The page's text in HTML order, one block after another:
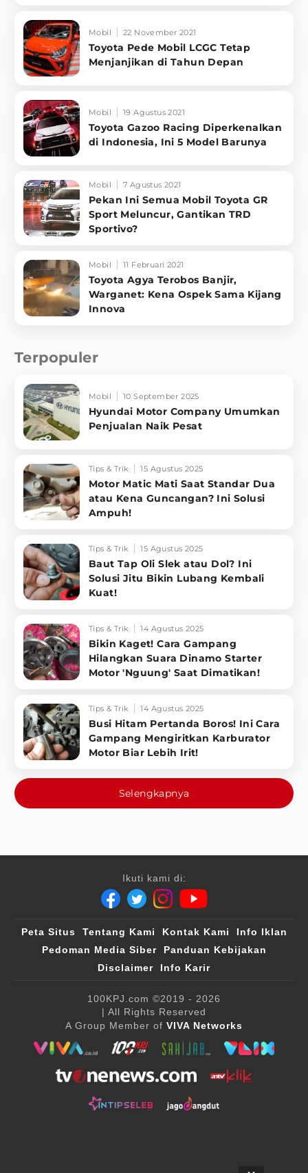
Mobil 22 November 2021
Toyota Pede Mobil LCGC Tetap
Menjanjikan di Tahun Depan
Mobil 19 Agustus 2021
Toyota Gazoo Racing Diperkenalkan
di Indonesia, Ini 5 Model Barunya
Mobil 7 Agustus 2021
Pekan Ini Semua Mobil Toyota GR
Sport Meluncur, Gantikan TRD
Sportivo?
Mobil 11 Februari 2021
Toyota Agya Terobos Banjir,
Warganet: Kena Ospek Sama Kijang
Innova
Terpopuler
Mobil 10 September 2025
Hyundai Motor Company Umumkan
Penjualan Naik Pesat
Tips & Trik 15 Agustus 2025
Motor Matic Mati Saat Standar Dua
atau Kena Guncangan? Ini Solusi
Ampuh!
Tips & Trik 15 Agustus 2025
Baut Tap Oli Slek atau Dol? Ini
Solusi Jitu Bikin Lubang Kembali
Kuat!
Tips & Trik 14 Agustus 2025
Bikin Kaget! Cara Gampang
Hilangkan Suara Dinamo Starter
Motor 'Nguung' Saat Dimatikan!
Tips & Trik 14 Agustus 2025
Busi Hitam Pertanda Boros! Ini Cara
Gampang Mengiritkan Karburator
Motor Biar Lebih Irit!
Selengkapnya
Ikuti kami di:
Peta Situs Tentang Kami Kontak Kami
Info Iklan
Pedoman Media Siber
Panduan Kebijakan
Disclaimer
Info Karir
100KPJ.com ©2019 - 2026
| All Rights Reserved
A Group Member of VIVA Networks